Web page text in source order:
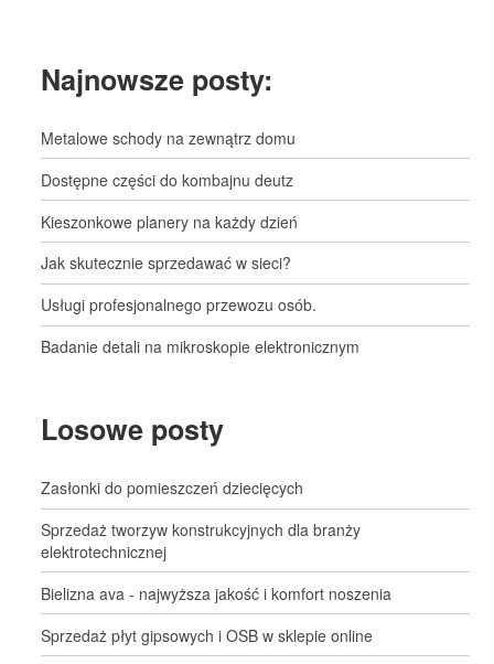
Najnowsze posty:
Metalowe schody na zewnątrz domu
Dostępne części do kombajnu deutz
Kieszonkowe planery na każdy dzień
Jak skutecznie sprzedawać w sieci?
Usługi profesjonalnego przewozu osób.
Badanie detali na mikroskopie elektronicznym
Losowe posty
Zasłonki do pomieszczeń dziecięcych
Sprzedaż tworzyw konstrukcyjnych dla branży
elektrotechnicznej
Bielizna ava - najwyższa jakość i komfort noszenia
Sprzedaż płyt gipsowych i OSB w sklepie online